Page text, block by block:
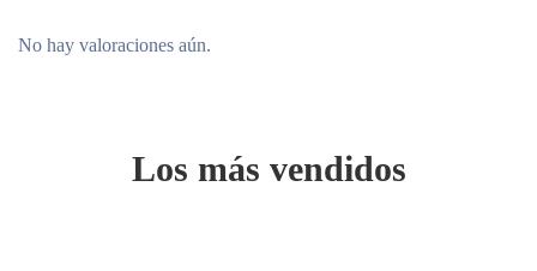
No hay valoraciones aún.
Los más vendidos